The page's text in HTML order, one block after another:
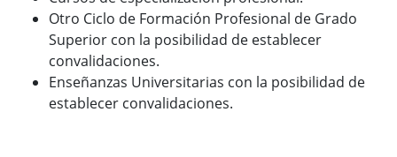
Otro Ciclo de Formación Profesional de Grado
Superior con la posibilidad de establecer
convalidaciones.
Enseñanzas Universitarias con la posibilidad de
establecer convalidaciones.